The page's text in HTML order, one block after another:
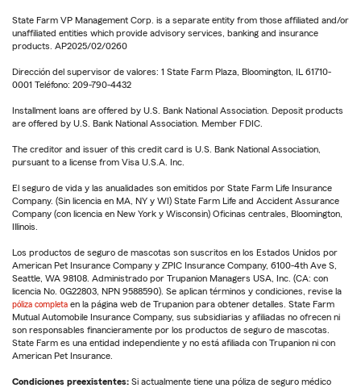
State Farm VP Management Corp. is a separate entity from those affiliated and/or
unaffiliated entities which provide advisory services, banking and insurance
products. AP2025/02/0260
Dirección del supervisor de valores: 1 State Farm Plaza, Bloomington, IL 61710-
0001 Teléfono: 209-790-4432
Installment loans are offered by U.S. Bank National Association. Deposit products
are offered by U.S. Bank National Association. Member FDIC.
The creditor and issuer of this credit card is U.S. Bank National Association,
pursuant to a license from Visa U.S.A. Inc.
El seguro de vida y las anualidades son emitidos por State Farm Life Insurance
Company. (Sin licencia en MA, NY y WI) State Farm Life and Accident Assurance
Company (con licencia en New York y Wisconsin) Oficinas centrales, Bloomington,
Illinois.
Los productos de seguro de mascotas son suscritos en los Estados Unidos por
American Pet Insurance Company y ZPIC Insurance Company, 6100-4th Ave S,
Seattle, WA 98108. Administrado por Trupanion Managers USA, Inc. (CA: con
licencia No. 0G22803, NPN 9588590). Se aplican términos y condiciones, revise la
póliza completa en la página web de Trupanion para obtener detalles. State Farm
Mutual Automobile Insurance Company, sus subsidiarias y afiliadas no ofrecen ni
son responsables financieramente por los productos de seguro de mascotas.
State Farm es una entidad independiente y no está afiliada con Trupanion ni con
American Pet Insurance.
Condiciones preexistentes: Si actualmente tiene una póliza de seguro médico